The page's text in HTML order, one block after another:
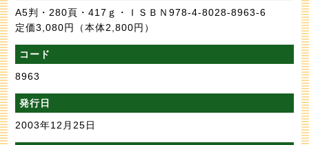
A5判・280頁・417ｇ・ＩＳＢＮ978-4-8028-8963-6
定価3,080円
（本体2,800円）
コード
8963
発行日
2003年12月25日